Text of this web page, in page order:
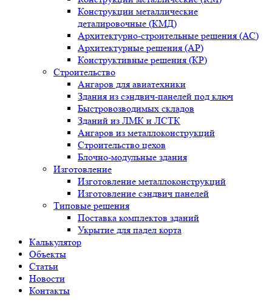
Конструкции металлические
деталировочные (КМД)
Архитектурно-строительные решения (АС)
Архитектурные решения (АР)
Конструктивные решения (КР)
Строительство
Ангаров для авиатехники
Здания из сэндвич-панелей под ключ
Быстровозводимых складов
Зданий из ЛМК и ЛСТК
Ангаров из металлоконструкций
Строительство цехов
Блочно-модульные здания
Изготовление
Изготовление металлоконструкций
Изготовление сэндвич панелей
Типовые решения
Поставка комплектов зданий
Укрытие для падел корта
Калькулятор
Объекты
Статьи
Новости
Контакты